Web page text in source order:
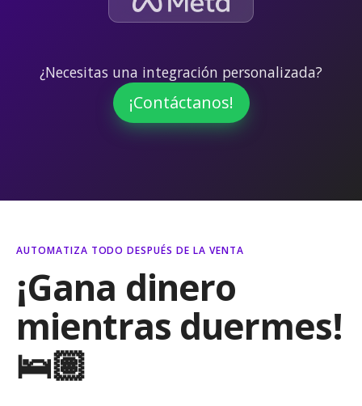
¿Necesitas una integración personalizada?
¡Contáctanos!
AUTOMATIZA TODO DESPUÉS DE LA VENTA
¡Gana dinero
mientras duermes!
🛌🏽